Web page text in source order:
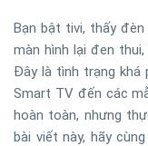
Bạn bật tivi, thấy đèn
màn hình lại đen
Đây là tình trạng khá
Smart TV đến các
hoàn toàn, nhưng
bài viết này, hãy cùng